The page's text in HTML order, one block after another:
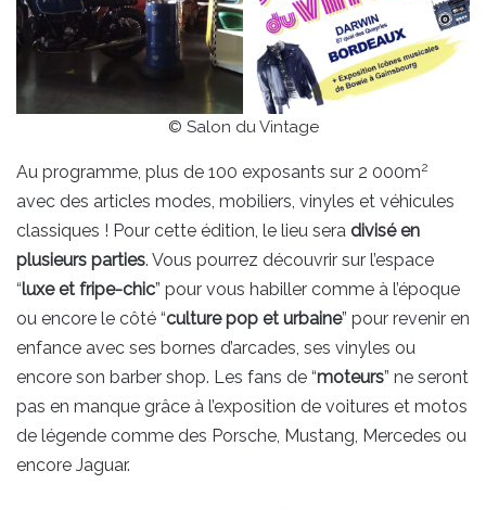
© Salon du Vintage
Au programme, plus de 100 exposants sur 2 000m2
avec des articles modes, mobiliers, vinyles et véhicules
classiques ! Pour cette édition, le lieu sera divisé en
plusieurs parties. Vous pourrez découvrir sur l’espace
“luxe et fripe-chic” pour vous habiller comme à l’époque
ou encore le côté “culture pop et urbaine” pour revenir en
enfance avec ses bornes d’arcades, ses vinyles ou
encore son barber shop. Les fans de “moteurs” ne seront
pas en manque grâce à l’exposition de voitures et motos
de légende comme des Porsche, Mustang, Mercedes ou
encore Jaguar.